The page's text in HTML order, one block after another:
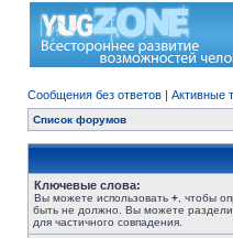
Сообщения без ответов | Активные
Список форумов
Ключевые слова:
Вы можете использовать + , чтобы
быть не должно. Вы можете
для частичного совпадения.